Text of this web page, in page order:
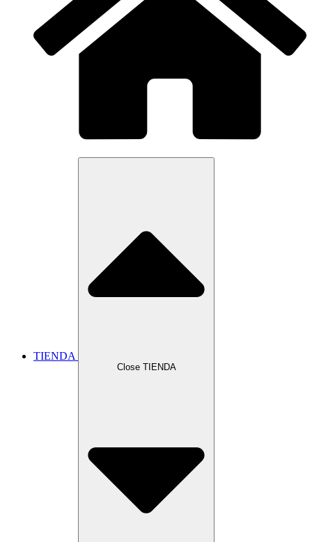
TIENDA
Close TIENDA